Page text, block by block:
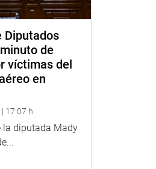
Diputados
de
víctimas del
en
17:07 h
la diputada Mady